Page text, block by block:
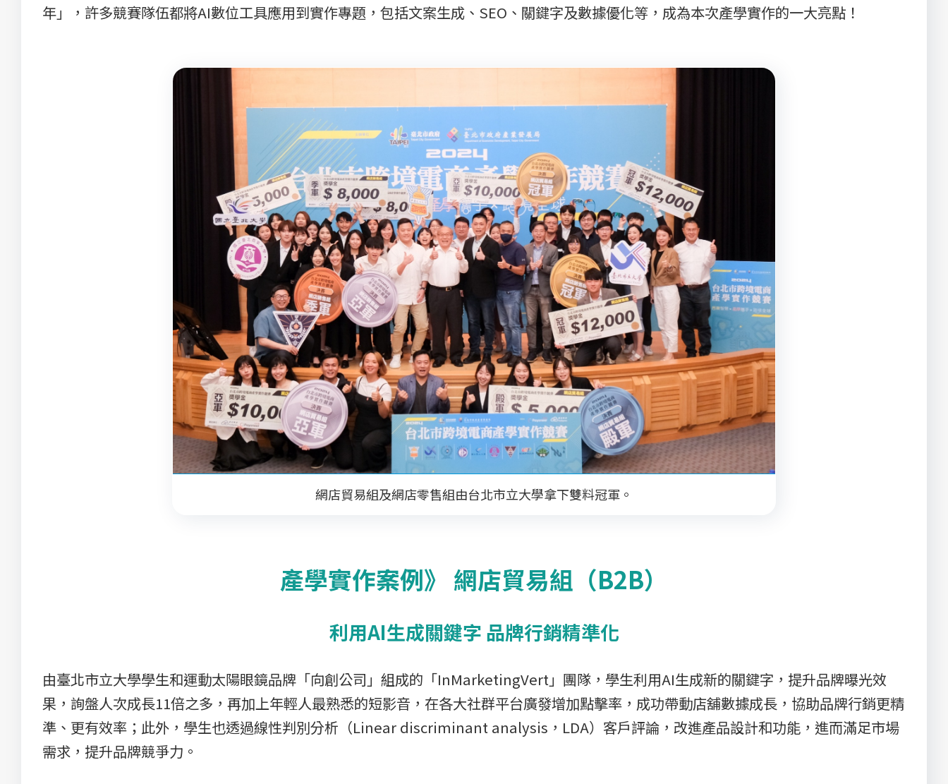
年」，許多競賽隊伍都將AI數位工具應用到實作專題，包括文案生成、SEO、關鍵字及數據優化等，成為本次產學實作的一大亮點！
網店貿易組及網店零售組由台北市立大學拿下雙料冠軍。
產學實作案例》 網店貿易組（B2B）
利用AI生成關鍵字 品牌行銷精準化
由臺北市立大學學生和運動太陽眼鏡品牌「向創公司」組成的「InMarketingVert」團隊，學生利用AI生成新的關鍵字，提升品牌曝光效
果，詢盤人次成長11倍之多，再加上年輕人最熟悉的短影音，在各大社群平台廣發增加點擊率，成功帶動店舖數據成長，協助品牌行銷更精
準、更有效率；此外，學生也透過線性判別分析（Linear discriminant analysis，LDA）客戶評論，改進產品設計和功能，進而滿足市場
需求，提升品牌競爭力。